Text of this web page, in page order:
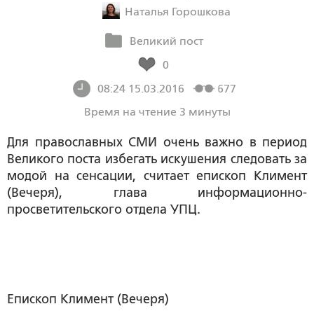
Наталья Горошкова
Великий пост
0
08:24 15.03.2016
677
Время на чтение 3 минуты
Для православных СМИ очень важно в период
Великого поста избегать искушения следовать за
модой на сенсации, считает епископ Климент
(Вечеря), глава информационно-
просветительского отдела УПЦ.
Епископ Климент (Вечеря)